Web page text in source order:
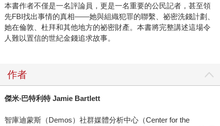
本書作者不僅是一名評論員，更是一名重要的公民記者，甚至領
先FBI找出事情的真相——她與組織犯罪的聯繫、祕密洗錢計劃、
她在倫敦、杜拜和其他地方的祕密財產。本書將完整講述這場令
人難以置信的世紀金錢追求故事。
作者
傑米‧巴特利特 Jamie Bartlett
智庫迪蒙斯（Demos）社群媒體分析中心（Center for the